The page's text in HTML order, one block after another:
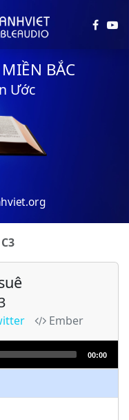
BẮC
Ước
C3
Ember
00:00